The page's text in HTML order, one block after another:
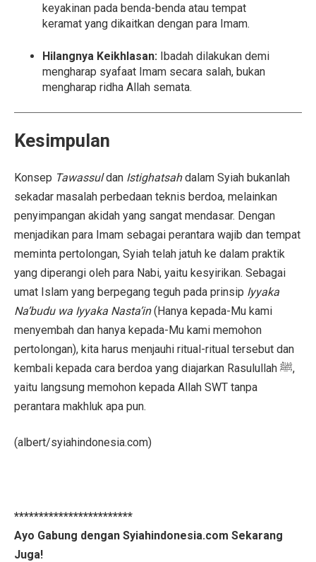
keyakinan pada benda-benda atau tempat
keramat yang dikaitkan dengan para Imam.
Hilangnya Keikhlasan: Ibadah dilakukan demi
mengharap syafaat Imam secara salah, bukan
mengharap ridha Allah semata.
Kesimpulan
Konsep Tawassuldan Istighatsahdalam Syiah bukanlah
sekadar masalah perbedaan teknis berdoa, melainkan
penyimpangan akidah yang sangat mendasar. Dengan
menjadikan para Imam sebagai perantara wajib dan tempat
meminta pertolongan, Syiah telah jatuh ke dalam praktik
yang diperangi oleh para Nabi, yaitu kesyirikan. Sebagai
umat Islam yang berpegang teguh pada prinsip Iyyaka
Na’budu wa Iyyaka Nasta’in(Hanya kepada-Mu kami
menyembah dan hanya kepada-Mu kami memohon
pertolongan), kita harus menjauhi ritual-ritual tersebut dan
kembali kepada cara berdoa yang diajarkan Rasulullah ﷺ,
yaitu langsung memohon kepada Allah SWT tanpa
perantara makhluk apa pun.
(albert/syiahindonesia.com)
************************
Ayo Gabung dengan Syiahindonesia.com Sekarang
Juga!